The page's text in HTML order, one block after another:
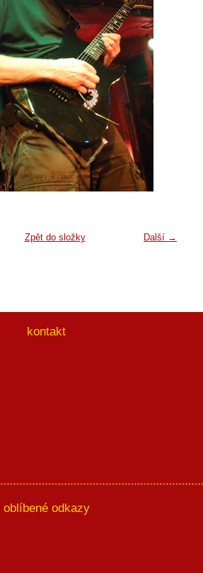
Další →
Zpět do složky
kontakt
oblíbené odkazy